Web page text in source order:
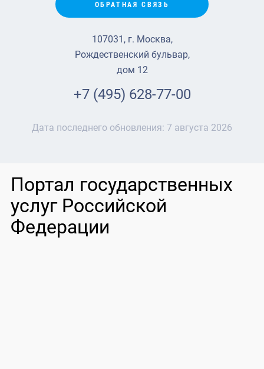
ОБРАТНАЯ СВЯЗЬ
107031, г. Москва,
Рождественский бульвар,
дом 12
+7 (495) 628-77-00
Дата последнего обновления: 7 августа 2026
Портал государственных
услуг Российской
Федерации